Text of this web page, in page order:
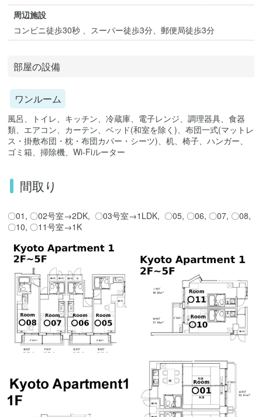
周辺施設
コンビニ徒歩30秒 、スーパー徒歩3分、郵便局徒歩3分
部屋の設備
ワンルーム
風呂、トイレ、キッチン、冷蔵庫、電子レンジ、調理器具、食器
類、エアコン、カーテン、ベッド(和室を除く)、布団一式(マットレ
ス・掛敷布団・枕・布団カバー・シーツ)、机、椅子、ハンガー、
ゴミ箱、掃除機、Wi-Fiルーター
間取り
〇01, 〇02号室→2DK, 〇03号室→1LDK, 〇05, 〇06, 〇07, 〇08,
〇10, 〇11号室→1K